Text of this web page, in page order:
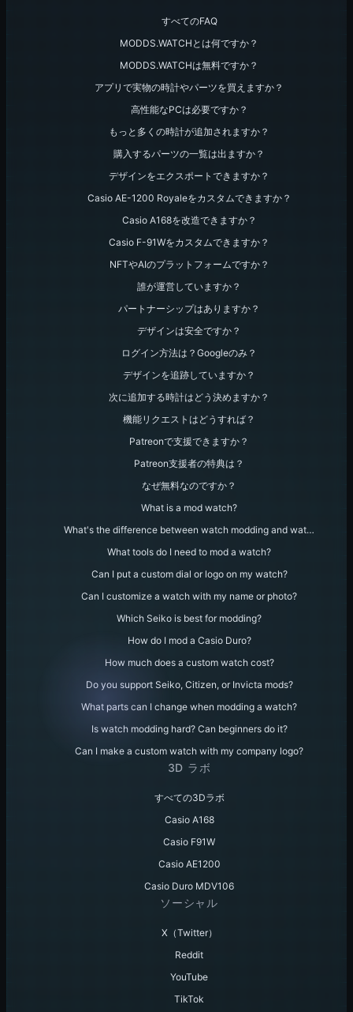
すべてのFAQ
MODDS.WATCHとは何ですか？
MODDS.WATCHは無料ですか？
アプリで実物の時計やパーツを買えますか？
高性能なPCは必要ですか？
もっと多くの時計が追加されますか？
購入するパーツの一覧は出ますか？
デザインをエクスポートできますか？
Casio AE-1200 Royaleをカスタムできますか？
Casio A168を改造できますか？
Casio F-91Wをカスタムできますか？
NFTやAIのプラットフォームですか？
誰が運営していますか？
パートナーシップはありますか？
デザインは安全ですか？
ログイン方法は？Googleのみ？
デザインを追跡していますか？
次に追加する時計はどう決めますか？
機能リクエストはどうすれば？
Patreonで支援できますか？
Patreon支援者の特典は？
なぜ無料なのですか？
What is a mod watch?
What's the difference between watch modding and wat…
What tools do I need to mod a watch?
Can I put a custom dial or logo on my watch?
Can I customize a watch with my name or photo?
Which Seiko is best for modding?
How do I mod a Casio Duro?
How much does a custom watch cost?
Do you support Seiko, Citizen, or Invicta mods?
What parts can I change when modding a watch?
Is watch modding hard? Can beginners do it?
Can I make a custom watch with my company logo?
3D ラボ
すべての3Dラボ
Casio A168
Casio F91W
Casio AE1200
Casio Duro MDV106
ソーシャル
X（Twitter）
Reddit
YouTube
TikTok